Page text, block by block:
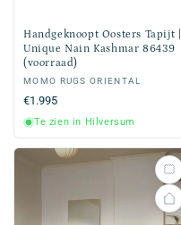
Handgeknoopt Oosters Tapijt |
Unique Nain Kashmar 86439
(voorraad)
Verkoper:
MOMO RUGS ORIENTAL
Normale
prijs
€1.995
Te zien in Hilversum